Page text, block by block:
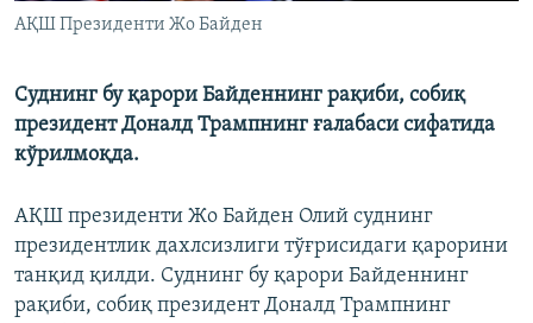
АҚШ Президенти Жо Байден
Суднинг бу қарори Байденнинг рақиби, собиқ
президент Доналд Трампнинг ғалабаси сифатида
кўрилмоқда.
АҚШ президенти Жо Байден Олий суднинг
президентлик дахлсизлиги тўғрисидаги қарорини
танқид қилди. Суднинг бу қарори Байденнинг
рақиби, собиқ президент Доналд Трампнинг